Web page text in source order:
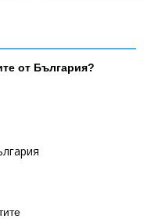
от България?